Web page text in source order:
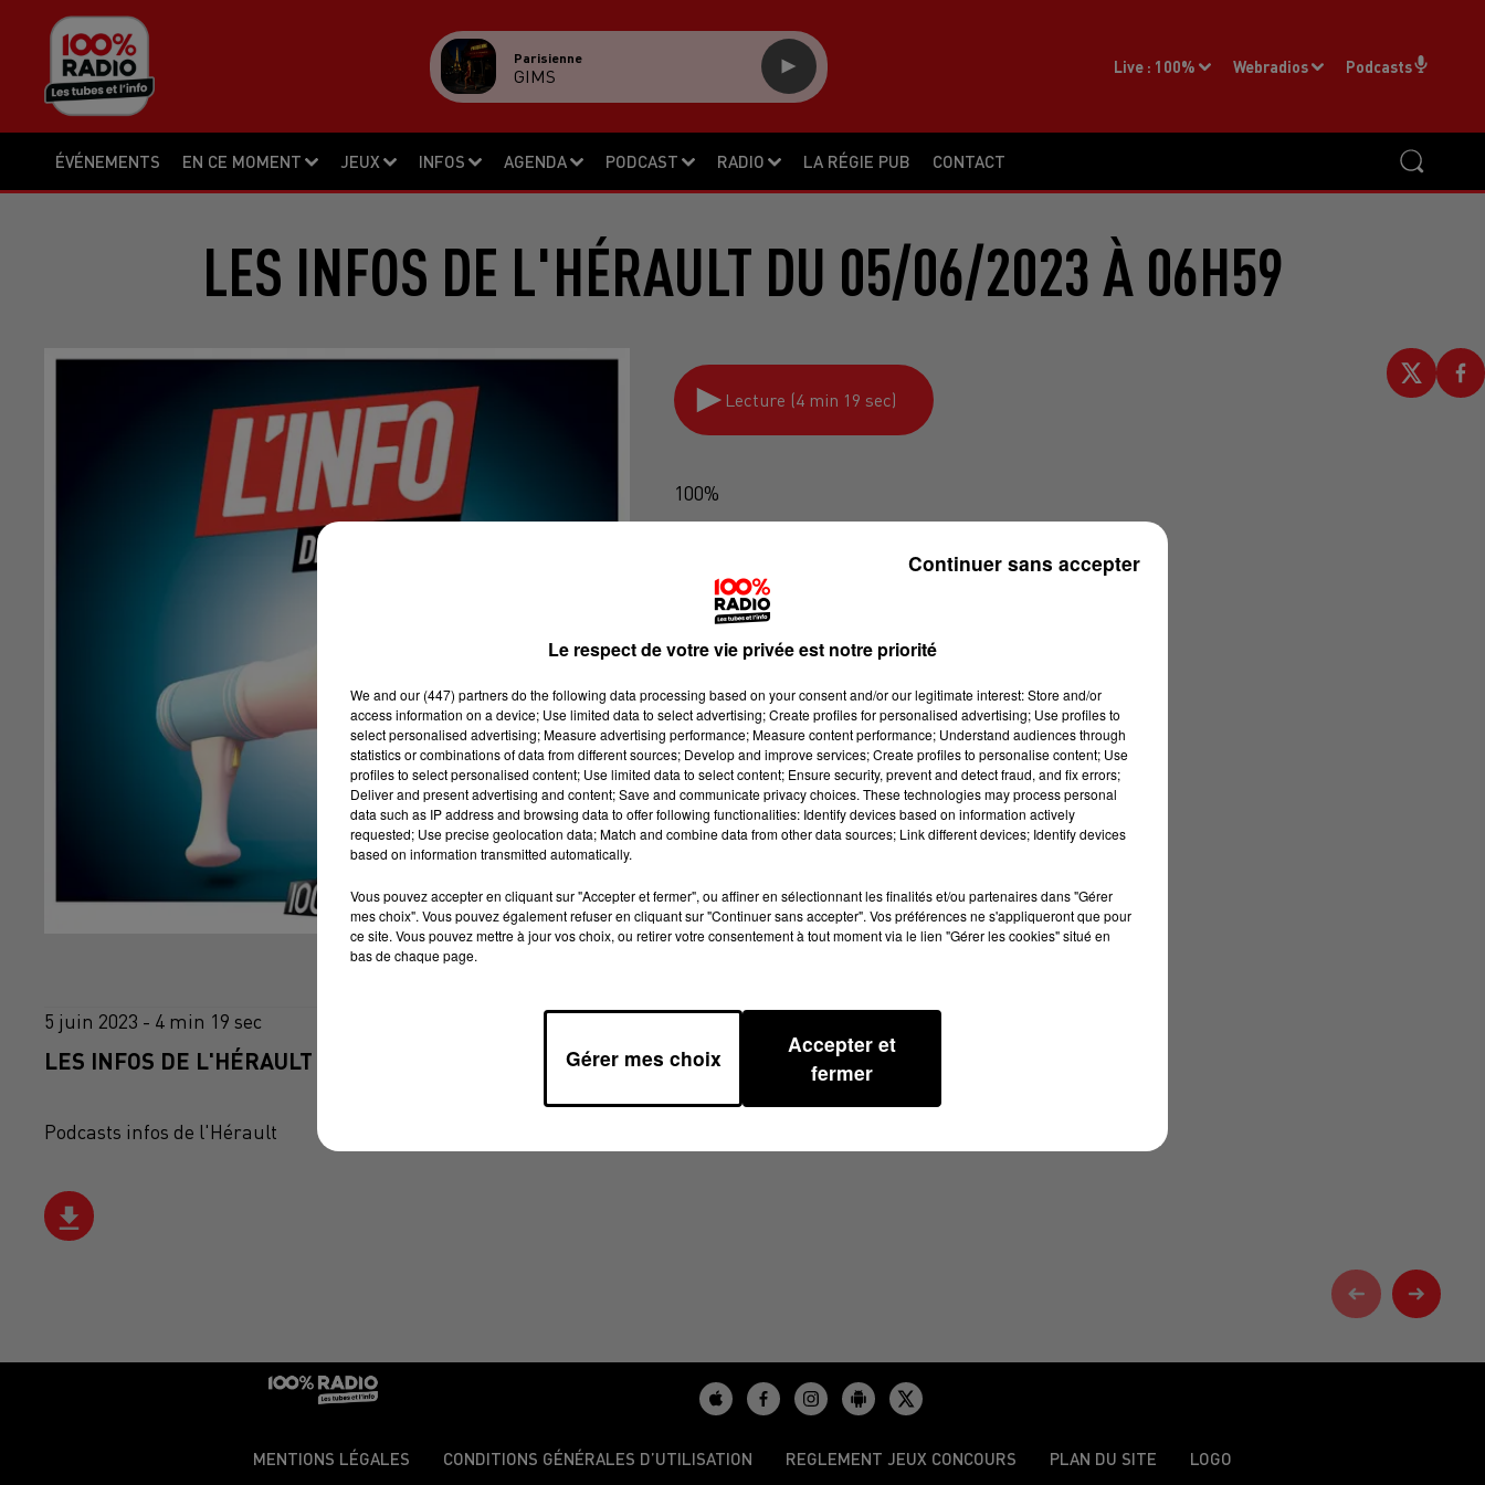
ÉVÉNEMENTS EN CE MOMENT JEUX INFOS AGENDA PODCAST RADIO LA RÉGIE PUB CONTACT
Live : 100% Webradios Podcasts
Parisienne
GIMS
LES INFOS DE L'HÉRAULT DU 05/06/2023 À 06H59
Lecture (4 min 19 sec)
100%
5 juin 2023 - 4 min 19 sec
LES INFOS DE L'HÉRAULT DU 05/06/2023 À 06H59
Podcasts infos de l'Hérault
MENTIONS LÉGALES CONDITIONS GÉNÉRALES D’UTILISATION REGLEMENT JEUX CONCOURS PLAN DU SITE LOGO
Le respect de votre vie privée est notre priorité
We and our (447) partnersdo the following data processing based on your consent and/or our legitimate interest: Store and/or
access information on a device; Use limited data to select advertising; Create profiles for personalised advertising; Use profiles to
select personalised advertising; Measure advertising performance; Measure content performance; Understand audiences through
statistics or combinations of data from different sources; Develop and improve services; Create profiles to personalise content; Use
profiles to select personalised content; Use limited data to select content; Ensure security, prevent and detect fraud, and fix errors;
Deliver and present advertising and content; Save and communicate privacy choices. These technologies may process personal
data such as IP address and browsing data to offer following functionalities: Identify devices based on information actively
requested; Use precise geolocation data; Match and combine data from other data sources; Link different devices; Identify devices
based on information transmitted automatically.
Vous pouvez accepter en cliquant sur "Accepter et fermer", ou affiner en sélectionnant les finalités et/ou partenaires dans "Gérer
mes choix". Vous pouvez également refuser en cliquant sur "Continuer sans accepter". Vos préférences ne s'appliqueront que pour
ce site. Vous pouvez mettre à jour vos choix, ou retirer votre consentement à tout moment via le lien "Gérer les cookies" situé en
bas de chaque page.
Gérer mes choix
Accepter et
fermer
Continuer sans accepter